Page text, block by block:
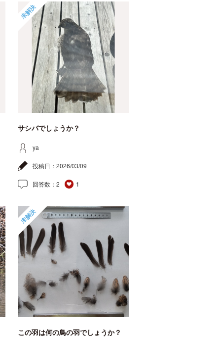
未解決
サシバでしょうか？
ya
投稿日： 2026/03/09
回答数： 2 1
未解決
この羽は何の鳥の羽でしょうか？